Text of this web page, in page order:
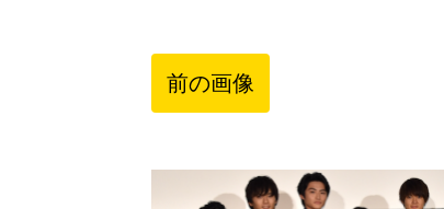
前の画像